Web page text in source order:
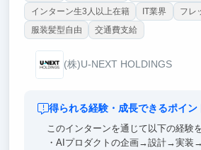
インターン生3人以上在籍
IT業界
フレ
服装髪型自由
交通費支給
(株)U-NEXT HOLDINGS
得られる経験・成長できるポイン
このインターンを通じて以下の経験
・AIプロダクトの企画→設計→実装